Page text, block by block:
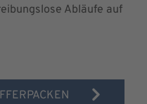
Abläufe auf